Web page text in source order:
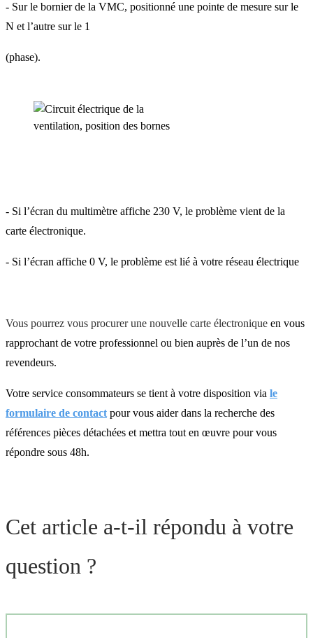
- Sur le bornier de la VMC, positionné une pointe de mesure sur le
N et l’autre sur le 1
(phase).
- Si l’écran du multimètre affiche 230 V, le problème vient de la
carte électronique.
- Si l’écran affiche 0 V, le problème est lié à votre réseau électrique
Vous pourrez vous procurer une nouvelle carte électronique en vous
rapprochant de votre professionnel ou bien auprès de l’un de nos
revendeurs.
Votre service consommateurs se tient à votre disposition via le
formulaire de contact pour vous aider dans la recherche des
références pièces détachées et mettra tout en œuvre pour vous
répondre sous 48h.
Cet article a-t-il répondu à votre
question ?